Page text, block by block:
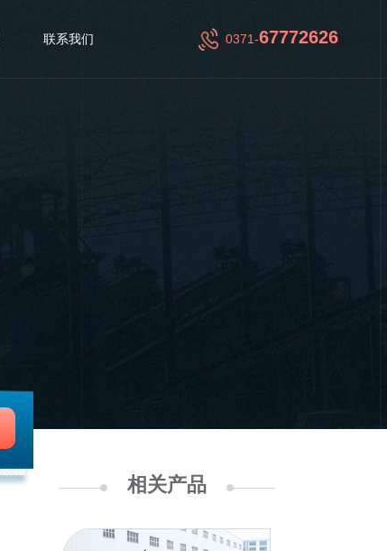
联系我们 0371-67772626
相关产品